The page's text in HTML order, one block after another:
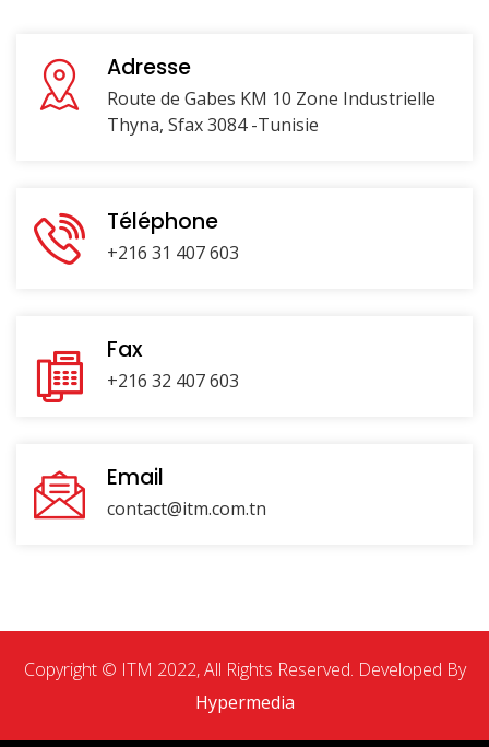
Adresse
Route de Gabes KM 10 Zone Industrielle
Thyna, Sfax 3084 -Tunisie
Téléphone
+216 31 407 603
Fax
+216 32 407 603
Email
contact@itm.com.tn
Copyright © ITM 2022, All Rights Reserved. Developed By
Hypermedia